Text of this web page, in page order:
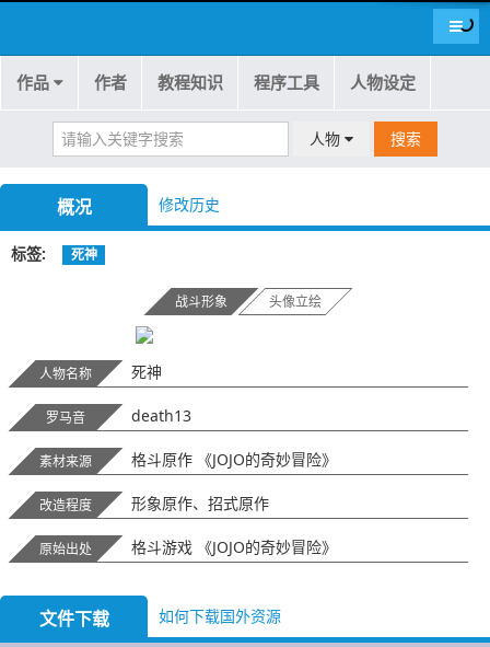
导航
作品 作者 教程知识 程序工具 人物设定
人物 搜索
概况 修改历史
标签 死神
战斗形象 头像立绘
人物名称 死神
罗马音 death13
素材来源 格斗原作 《JOJO的奇妙冒险》
改造程度 形象原作、招式原作
原始出处 格斗游戏 《JOJO的奇妙冒险》
文件下载 如何下载国外资源